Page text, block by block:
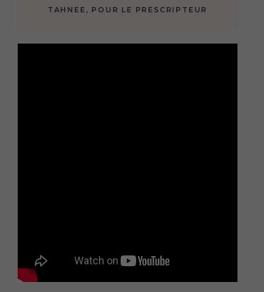
TAHNEE, POUR LE PRESCRIPTEUR